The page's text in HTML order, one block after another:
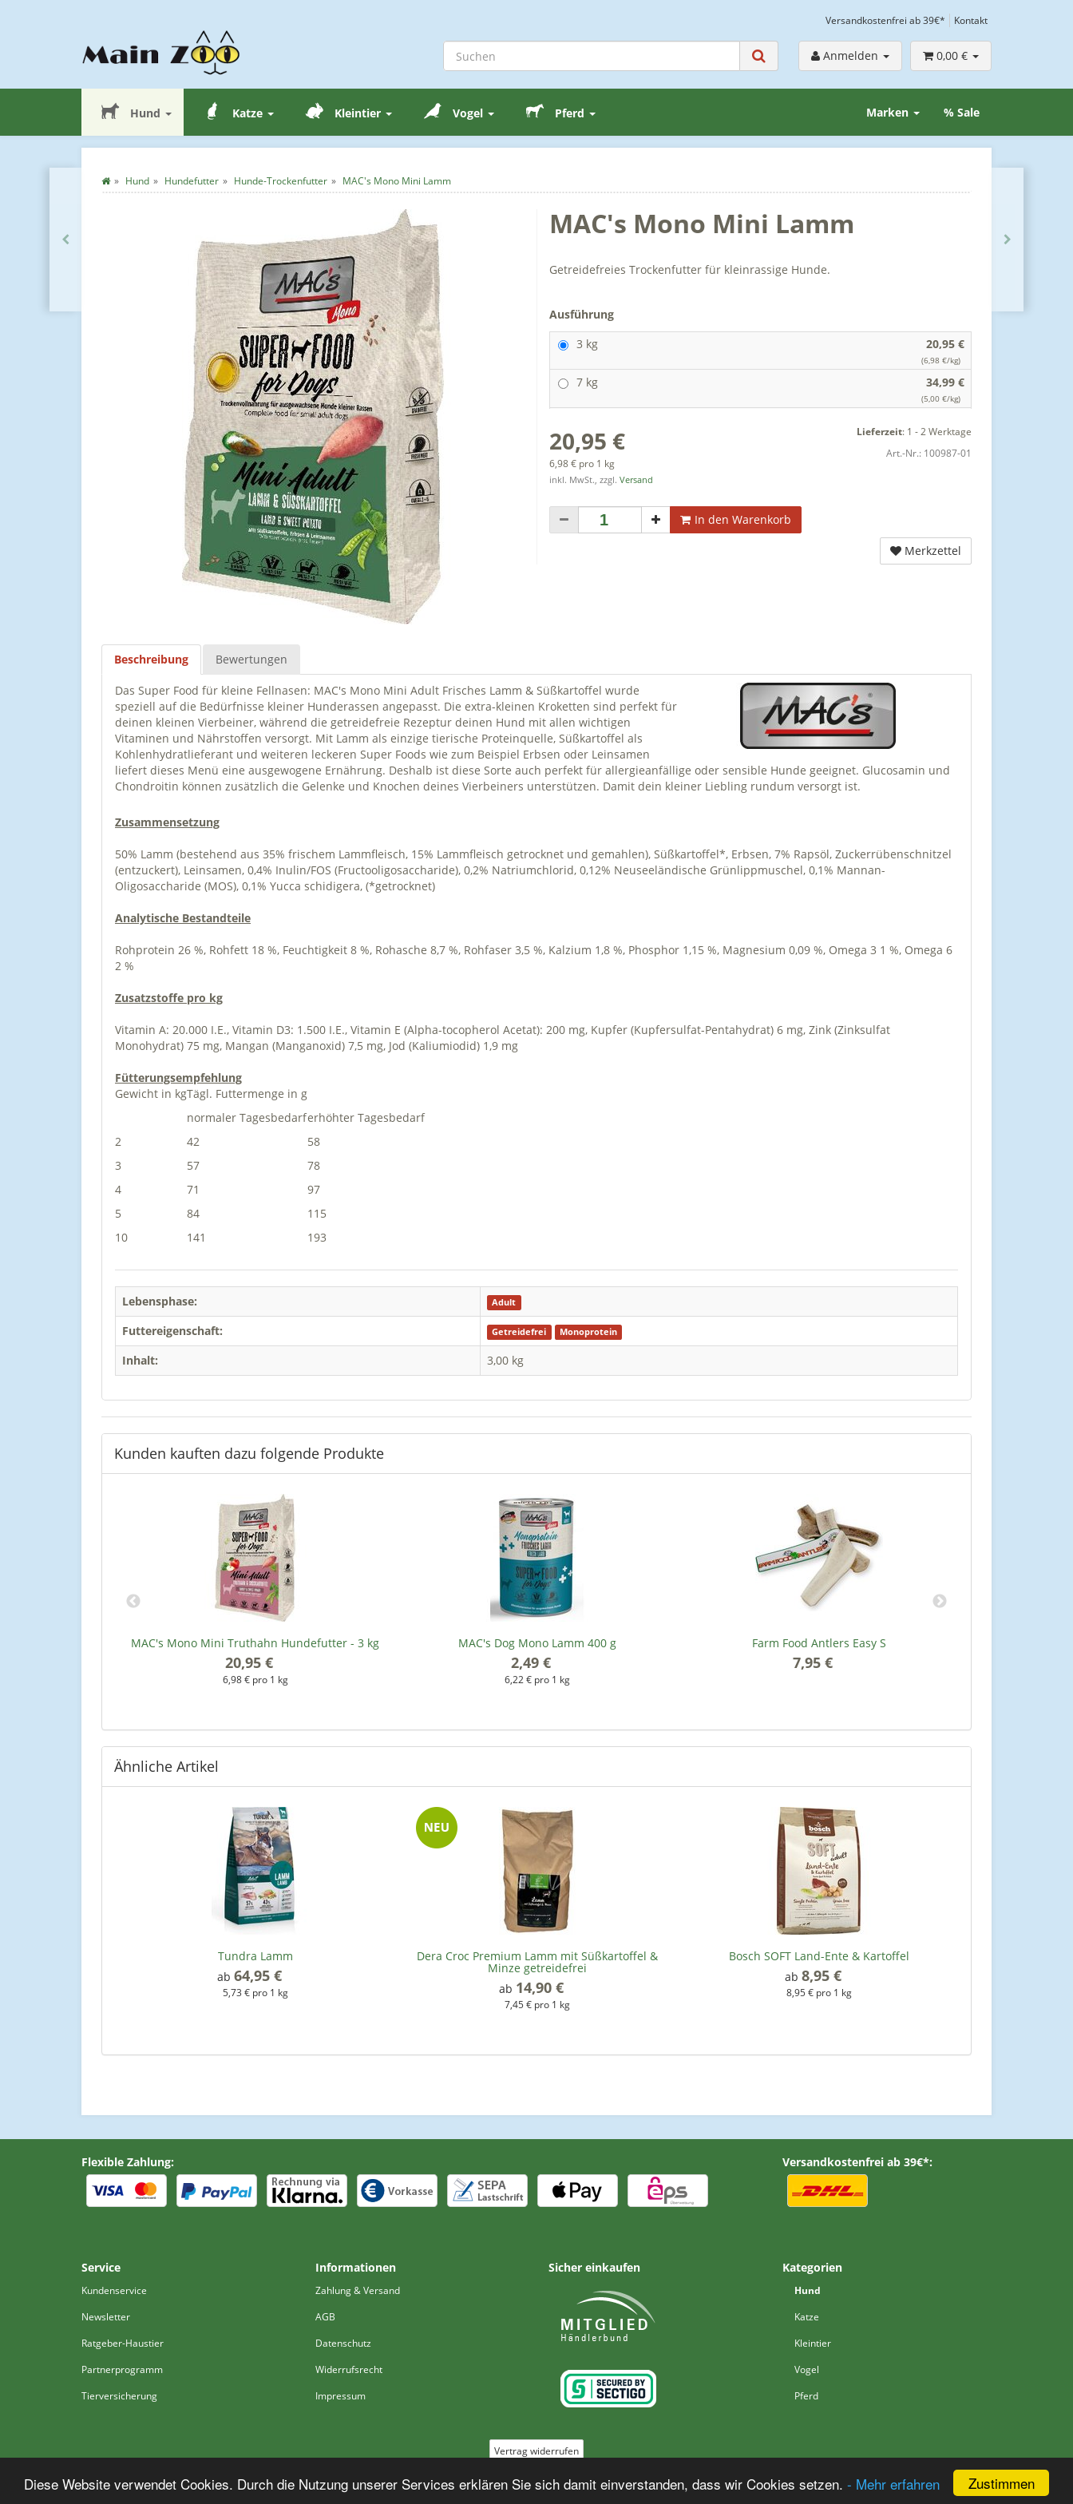
Zustimmen
Diese Website verwendet Cookies. Durch die Nutzung unserer Services erklären Sie sich damit einverstanden, dass wir Cookies setzen. - Mehr erfahren
Versandkostenfrei ab 39€* Kontakt
Anmelden 0,00 €
Hund Katze Kleintier Vogel Pferd % Sale
Marken
Hund Hundefutter Hunde-Trockenfutter MAC's Mono Mini Lamm
MAC's Mono Mini Lamm
Getreidefreies Trockenfutter für kleinrassige Hunde.
Ausführung
3 kg
20,95 €
(6,98 €/kg)
7 kg 34,99 €
(5,00 €/kg)
20,95 €
6,98 € pro 1 kg
inkl. MwSt., zzgl. Versand
Lieferzeit: 1 - 2 Werktage
Art.-Nr.: 100987-01
In den Warenkorb
Merkzettel
Beschreibung Bewertungen
Das Super Food für kleine Fellnasen: MAC's Mono Mini Adult Frisches Lamm & Süßkartoffel wurde
speziell auf die Bedürfnisse kleiner Hunderassen angepasst. Die extra-kleinen Kroketten sind perfekt für
deinen kleinen Vierbeiner, während die getreidefreie Rezeptur deinen Hund mit allen wichtigen
Vitaminen und Nährstoffen versorgt. Mit Lamm als einzige tierische Proteinquelle, Süßkartoffel als
Kohlenhydratlieferant und weiteren leckeren Super Foods wie zum Beispiel Erbsen oder Leinsamen
liefert dieses Menü eine ausgewogene Ernährung. Deshalb ist diese Sorte auch perfekt für allergieanfällige oder sensible Hunde geeignet. Glucosamin und
Chondroitin können zusätzlich die Gelenke und Knochen deines Vierbeiners unterstützen. Damit dein kleiner Liebling rundum versorgt ist.
Zusammensetzung
50% Lamm (bestehend aus 35% frischem Lammfleisch, 15% Lammfleisch getrocknet und gemahlen), Süßkartoffel*, Erbsen, 7% Rapsöl, Zuckerrübenschnitzel
(entzuckert), Leinsamen, 0,4% Inulin/FOS (Fructooligosaccharide), 0,2% Natriumchlorid, 0,12% Neuseeländische Grünlippmuschel, 0,1% Mannan-
Oligosaccharide (MOS), 0,1% Yucca schidigera, (*getrocknet)
Analytische Bestandteile
Rohprotein 26 %, Rohfett 18 %, Feuchtigkeit 8 %, Rohasche 8,7 %, Rohfaser 3,5 %, Kalzium 1,8 %, Phosphor 1,15 %, Magnesium 0,09 %, Omega 3 1 %, Omega 6
2 %
Zusatzstoffe pro kg
Vitamin A: 20.000 I.E., Vitamin D3: 1.500 I.E., Vitamin E (Alpha-tocopherol Acetat): 200 mg, Kupfer (Kupfersulfat-Pentahydrat) 6 mg, Zink (Zinksulfat
Monohydrat) 75 mg, Mangan (Manganoxid) 7,5 mg, Jod (Kaliumiodid) 1,9 mg
Fütterungsempfehlung
Gewicht in kgTägl. Futtermenge in g
normaler Tagesbedarferhöhter Tagesbedarf
2
42
58
3
57
78
4
71
97
5
84
115
10
141 193
Lebensphase: Adult
Futtereigenschaft: Getreidefrei Monoprotein
Inhalt: 3,00 kg
Kunden kauften dazu folgende Produkte
MAC's Mono Mini Truthahn Hundefutter - 3 kg
20,95 €
6,98 € pro 1 kg
MAC's Dog Mono Lamm 400 g
2,49 €
6,22 € pro 1 kg
Farm Food Antlers Easy S
7,95 €
Ähnliche Artikel
Tundra Lamm
ab 64,95 €
5,73 € pro 1 kg
Dera Croc Premium Lamm mit Süßkartoffel &
Minze getreidefrei
ab 14,90 €
7,45 € pro 1 kg
Bosch SOFT Land-Ente & Kartoffel
ab 8,95 €
8,95 € pro 1 kg
Flexible Zahlung: Versandkostenfrei ab 39€*:
Service
Kundenservice
Newsletter
Ratgeber-Haustier
Partnerprogramm
Tierversicherung
Informationen
Zahlung & Versand
AGB
Datenschutz
Widerrufsrecht
Impressum
Sicher einkaufen Kategorien
Hund
Katze
Kleintier
Vogel
Pferd
Vertrag widerrufen
*Alle Preise inkl. MwSt., zzgl. ggf.Versand